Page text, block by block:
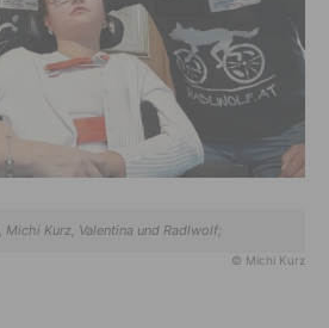
Michi Kurz, Valentina und Radlwolf;
© Michi Kurz